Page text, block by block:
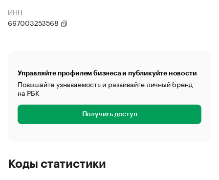
ИНН
667003253568
Управляйте профилем бизнеса и публикуйте новости
Повышайте узнаваемость и развивайте личный бренд
на РБК
Получить доступ
Коды статистики